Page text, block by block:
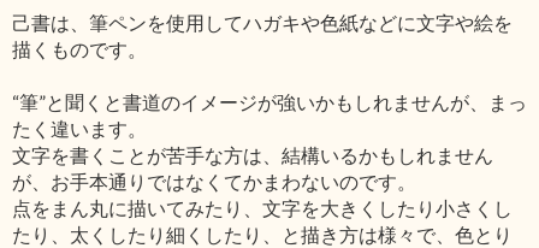
己書は、筆ペンを使用してハガキや色紙などに文字や絵を
描くものです。
“筆”と聞くと書道のイメージが強いかもしれませんが、まっ
たく違います。
文字を書くことが苦手な方は、結構いるかもしれません
が、お手本通りではなくてかまわないのです。
点をまん丸に描いてみたり、文字を大きくしたり小さくし
たり、太くしたり細くしたり、と描き方は様々で、色とり